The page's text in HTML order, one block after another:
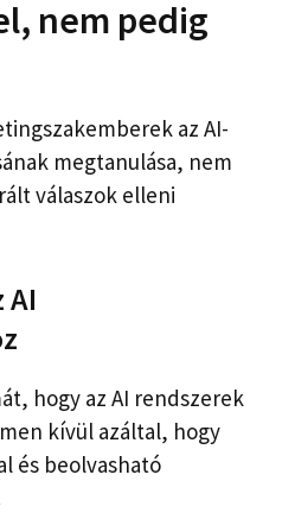
nem pedig
az AI-
megtanulása, nem
válaszok elleni
hogy az AI rendszerek
kívül azáltal, hogy
és beolvasható